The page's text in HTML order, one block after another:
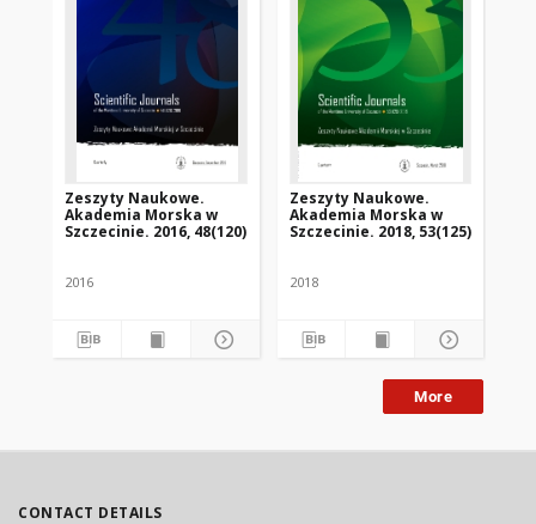
Zeszyty Naukowe.
Akademia Morska w
Szczecinie. 2016, 48(120)
2016
Zeszyty Naukowe.
Akademia Morska w
Szczecinie. 2018, 53(125)
2018
More
CONTACT DETAILS